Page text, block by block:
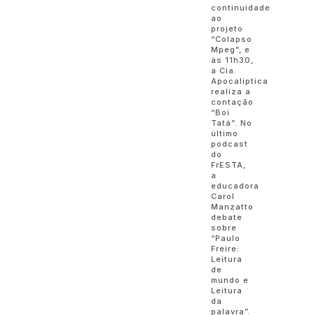
continuidade
ao
projeto
“Colapso
Mpeg”, e
às 11h30,
a Cia.
Apocalíptica
realiza a
contação
“Boi
Tatá”. No
último
podcast
do
FrESTA,
a
educadora
Carol
Manzatto
debate
sobre
“Paulo
Freire:
Leitura
de
mundo e
Leitura
da
palavra”.